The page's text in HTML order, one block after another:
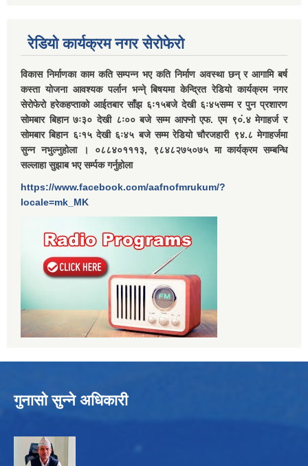
रेडियो कार्यक्रम नगर सेरोफेरो
विकास निर्माणका काम कति सम्पन्न भए कति निर्माण अवस्था छन् र आगामि बर्ष
कस्ता योजना आवश्यक पर्लान भन्ने् बिषयमा केन्द्रित रेडियो कार्यक्रम नगर
सेरोफेरो हरेकहप्ताको आईतबार साँझ ६ः१५बजे देखी ६ः४५सम्म र पुन प्रशारण
सोमबार बिहान ७ः३० देखी ८ः०० बजे सम्म आफ्नो एफ. एम ९०ं.४ मेगाहर्ज र
सोमबार बिहान ६ः१५ देखी ६ः४५ बजे सम्म रेडियो चौरजहारी ९४.८ मेगाहर्जमा
सुन्न नभुल्नुहोला । ०८८४०१११३, ९८४८२७५०७५ मा कार्यक्रम सम्बन्धि
सल्लाहा सुझाब भए सर्म्पक गर्नुहोला
https://www.facebook.com/aafnofmrukum/?
locale=mk_MK
गुनासो सुन्ने अधिकारी